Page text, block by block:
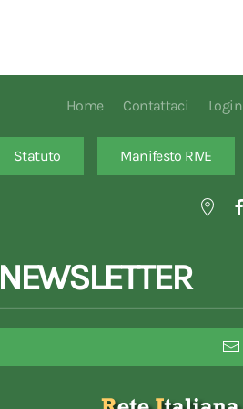
Home Contattaci Login
Statuto Manifesto RIVE
NEWSLETTER